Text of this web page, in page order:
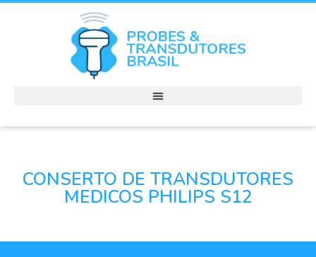
CONSERTO DE TRANSDUTORES
MEDICOS PHILIPS S12